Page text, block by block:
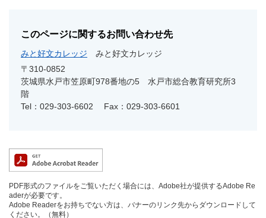
このページに関するお問い合わせ先
みと好文カレッジ
みと好文カレッジ
〒310-0852
茨城県水戸市笠原町978番地の5 水戸市総合教育研究所3
階
Tel：029-303-6602
Fax：029-303-6601
PDF形式のファイルをご覧いただく場合には、Adobe社が提供するAdobe Re
aderが必要です。
Adobe Readerをお持ちでない方は、バナーのリンク先からダウンロードして
ください。（無料）